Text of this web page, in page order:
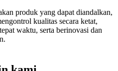
produk yang dapat diandalkan,
kualitas secara ketat,
waktu, serta berinovasi dan